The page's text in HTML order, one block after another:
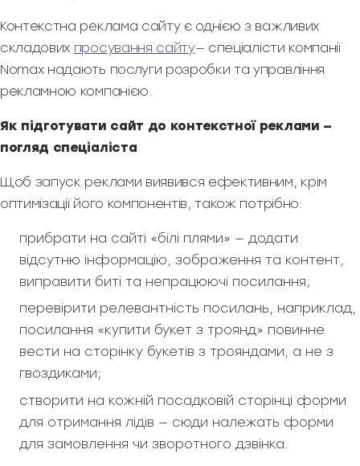
Контекстна реклама сайту є однією з важливих
складових просування сайту— спеціалісти компанії
Nomax надають послуги розробки та управління
рекламною компанією.
Як підготувати сайт до контекстної реклами —
погляд спеціаліста
Щоб запуск реклами виявився ефективним, крім
оптимізації його компонентів, також потрібно:
прибрати на сайті «білі плями» — додати
відсутню інформацію, зображення та контент,
виправити биті та непрацюючі посилання;
перевірити релевантність посилань, наприклад,
посилання «купити букет з троянд» повинне
вести на сторінку букетів з трояндами, а не з
гвоздиками;
створити на кожній посадковій сторінці форми
для отримання лідів — сюди належать форми
для замовлення чи зворотного дзвінка.